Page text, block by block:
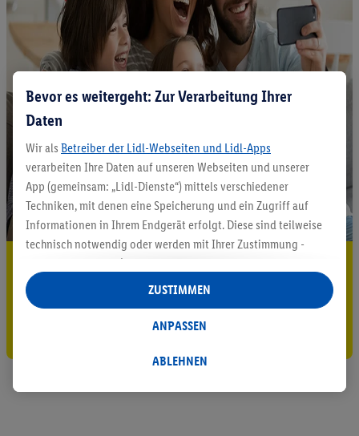
5.95 € Versand sparen³²ᵃ
Jetzt zum Newsletter anmelden
Gutschein sichern!
Bevor es weitergeht: Zur Verarbeitung Ihrer
Daten
Wir als Betreiber der Lidl-Webseiten und Lidl-Apps
verarbeiten Ihre Daten auf unseren Webseiten und unserer
App (gemeinsam: „Lidl-Dienste“) mittels verschiedener
Techniken, mit denen eine Speicherung und ein Zugriff auf
Informationen in Ihrem Endgerät erfolgt. Diese sind teilweise
technisch notwendig oder werden mit Ihrer Zustimmung -
auch durch Partner (u.a.
Verantwortliche; im Zusammenhang mit dem IAB TCF
insgesamt
Statistik-Erstellung oder für personalisierte Werbung
Datenverarbeitungen für personalisierte Werbung werden
ABLEHNEN
ANPASSEN
ZUSTIMMEN